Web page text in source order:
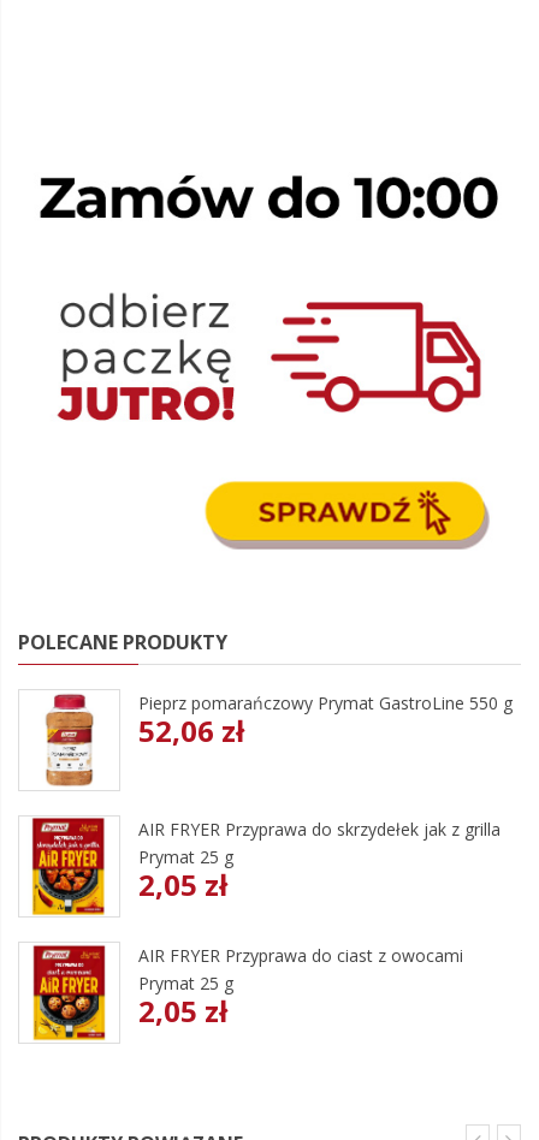
POLECANE PRODUKTY
Pieprz pomarańczowy Prymat GastroLine 550 g
52,06 zł
AIR FRYER Przyprawa do skrzydełek jak z grilla
Prymat 25 g
2,05 zł
AIR FRYER Przyprawa do ciast z owocami
Prymat 25 g
2,05 zł